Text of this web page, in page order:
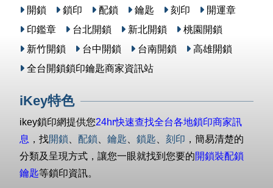
開鎖 鎖印 配鎖 鑰匙 刻印
開運章
印鑑章
台北開鎖 新北開鎖
桃園開鎖
新竹開鎖
台中開鎖 台南開鎖
高雄開鎖
全台開鎖鎖印鑰匙商家資訊站
iKey特色
ikey鎖印網提供您24hr快速查找全台各地鎖印商家訊
息 ，找開鎖、 配鎖、鑰匙、鎖匙、刻印 ，簡易清楚的
分類及呈現方式，讓您一眼就找到您要的開鎖裝配鎖
鑰匙等鎖印資訊。